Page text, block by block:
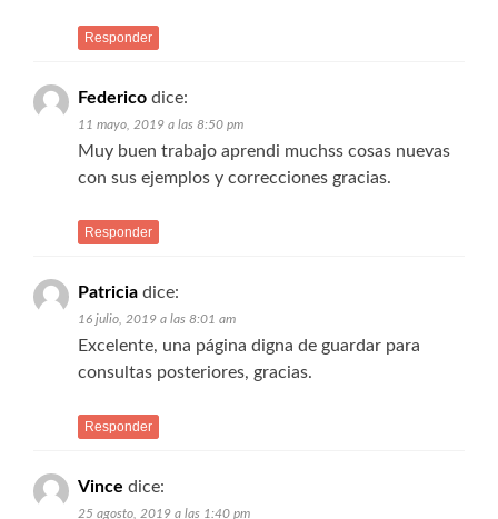
Responder
Federico dice:
11 mayo, 2019 a las 8:50 pm
Muy buen trabajo aprendi muchss cosas nuevas
con sus ejemplos y correcciones gracias.
Responder
Patricia dice:
16 julio, 2019 a las 8:01 am
Excelente, una página digna de guardar para
consultas posteriores, gracias.
Responder
Vince dice:
25 agosto, 2019 a las 1:40 pm